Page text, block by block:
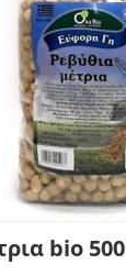
bio